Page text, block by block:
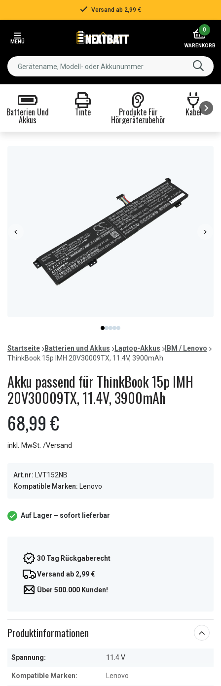
Versand ab 2,99 €
MENÜ
0
WARENKORB
Batterien Und
Akkus
Tinte Produkte Für
Hörgerätezubehör
Kabel
item
0
item
1
item
2
item
3
item
4
of
5
Startseite Batterien und Akkus Laptop-Akkus
IBM / Lenovo
ThinkBook 15p IMH 20V30009TX, 11.4V, 3900mAh
Akku passend für ThinkBook 15p IMH
20V30009TX, 11.4V, 3900mAh
68,99 €
inkl. MwSt. /Versand
Art.nr: LVT152NB
Kompatible Marken: Lenovo
Auf Lager – sofort lieferbar
30 Tag Rückgaberecht
Versand ab 2,99 €
Über 500.000 Kunden!
Produktinformationen
Spannung: 11.4 V
Kompatible Marken: Lenovo